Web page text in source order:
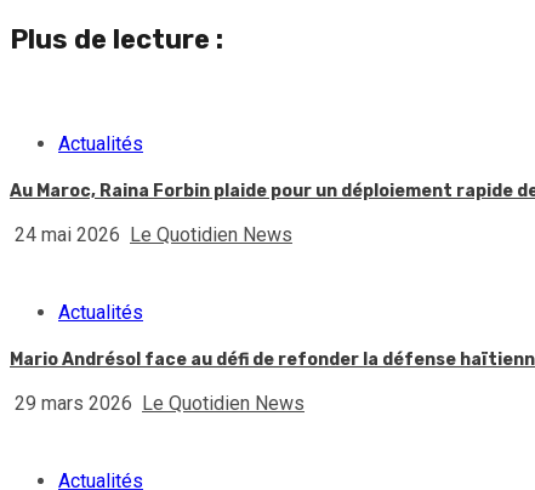
Plus de lecture :
Actualités
Au Maroc, Raina Forbin plaide pour un déploiement rapide
24 mai 2026 Le Quotidien News
Actualités
Mario Andrésol face au défi de refonder la défense
29 mars 2026 Le Quotidien News
Actualités